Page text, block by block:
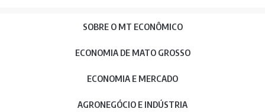
SOBRE O MT ECONÔMICO
ECONOMIA DE MATO GROSSO
ECONOMIA E MERCADO
AGRONEGÓCIO E INDÚSTRIA